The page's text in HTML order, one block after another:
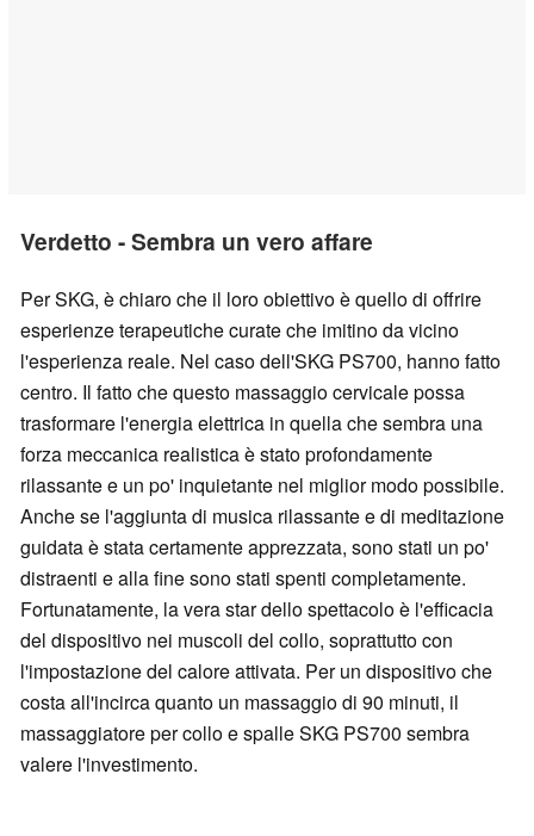
Verdetto - Sembra un vero affare
Per SKG, è chiaro che il loro obiettivo è quello di offrire
esperienze terapeutiche curate che imitino da vicino
l'esperienza reale. Nel caso dell'SKG PS700, hanno fatto
centro. Il fatto che questo massaggio cervicale possa
trasformare l'energia elettrica in quella che sembra una
forza meccanica realistica è stato profondamente
rilassante e un po' inquietante nel miglior modo possibile.
Anche se l'aggiunta di musica rilassante e di meditazione
guidata è stata certamente apprezzata, sono stati un po'
distraenti e alla fine sono stati spenti completamente.
Fortunatamente, la vera star dello spettacolo è l'efficacia
del dispositivo nei muscoli del collo, soprattutto con
l'impostazione del calore attivata. Per un dispositivo che
costa all'incirca quanto un massaggio di 90 minuti, il
massaggiatore per collo e spalle SKG PS700 sembra
valere l'investimento.